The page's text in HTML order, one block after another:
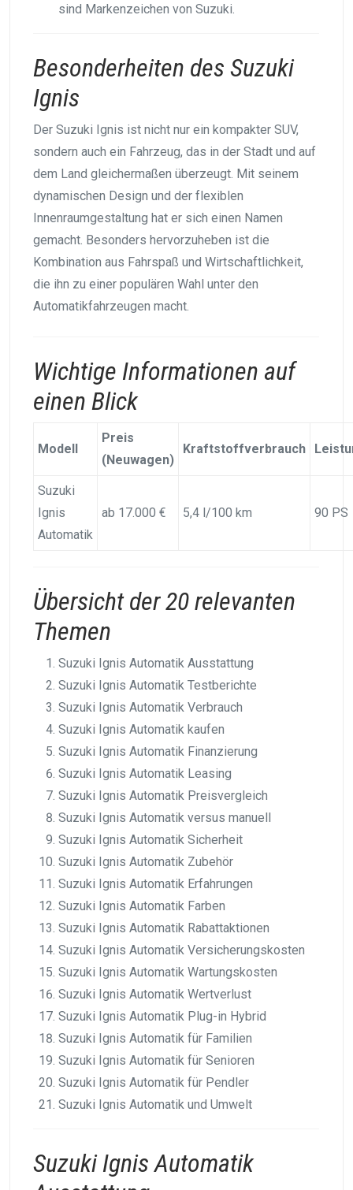
sind Markenzeichen von Suzuki.
Besonderheiten des Suzuki
Ignis
Der Suzuki Ignis ist nicht nur ein kompakter SUV,
sondern auch ein Fahrzeug, das in der Stadt und auf
dem Land gleichermaßen überzeugt. Mit seinem
dynamischen Design und der flexiblen
Innenraumgestaltung hat er sich einen Namen
gemacht. Besonders hervorzuheben ist die
Kombination aus Fahrspaß und Wirtschaftlichkeit,
die ihn zu einer populären Wahl unter den
Automatikfahrzeugen macht.
Wichtige Informationen auf
einen Blick
Modell
Preis
(Neuwagen)
Kraftstoffverbrauch
Suzuki
Ignis
Automatik
ab 17.000 € 5,4 l/100 km 90 PS
Übersicht der 20 relevanten
Themen
Suzuki Ignis Automatik Ausstattung
Suzuki Ignis Automatik Testberichte
Suzuki Ignis Automatik Verbrauch
Suzuki Ignis Automatik kaufen
Suzuki Ignis Automatik Finanzierung
Suzuki Ignis Automatik Leasing
Suzuki Ignis Automatik Preisvergleich
Suzuki Ignis Automatik versus manuell
Suzuki Ignis Automatik Sicherheit
Suzuki Ignis Automatik Zubehör
Suzuki Ignis Automatik Erfahrungen
Suzuki Ignis Automatik Farben
Suzuki Ignis Automatik Rabattaktionen
Suzuki Ignis Automatik Versicherungskosten
Suzuki Ignis Automatik Wartungskosten
Suzuki Ignis Automatik Wertverlust
Suzuki Ignis Automatik Plug-in Hybrid
Suzuki Ignis Automatik für Familien
Suzuki Ignis Automatik für Senioren
Suzuki Ignis Automatik für Pendler
Suzuki Ignis Automatik und Umwelt
Suzuki Ignis Automatik